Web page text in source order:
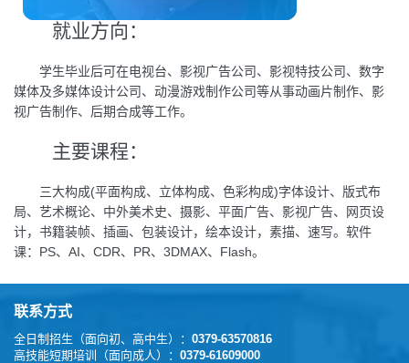
就业方向：
学生毕业后可在电视台、影视广告公司、影视特技公司、数字
媒体及多媒体设计公司、动漫游戏制作公司等从事动画片制作、影
视广告制作、后期合成等工作。
主要课程：
三大构成(平面构成、立体构成、色彩构成)字体设计、版式布
局、艺术概论、中外美术史、摄影、平面广告、影视广告、网页设
计，书籍装帧、插画、包装设计，绘本设计，素描、速写。软件
课：PS、AI、CDR、PR、3DMAX、Flash。
联系方式
全日制招生（面向初、高中生）： 0379-63570816
高技能短期培训（面向成人）： 0379-61609000